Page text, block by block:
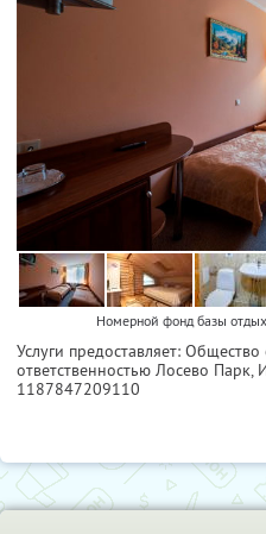
Номерной фонд базы
Услуги предоставляет:
ответственностью Лосево Парк,
1187847209110